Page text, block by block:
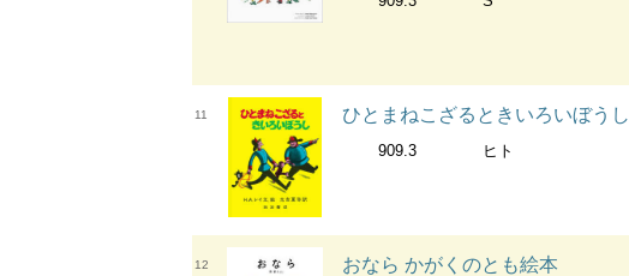
11 ひとまねこざるときいろいぼうし
909.3 ヒト
12 おなら かがくのとも絵本